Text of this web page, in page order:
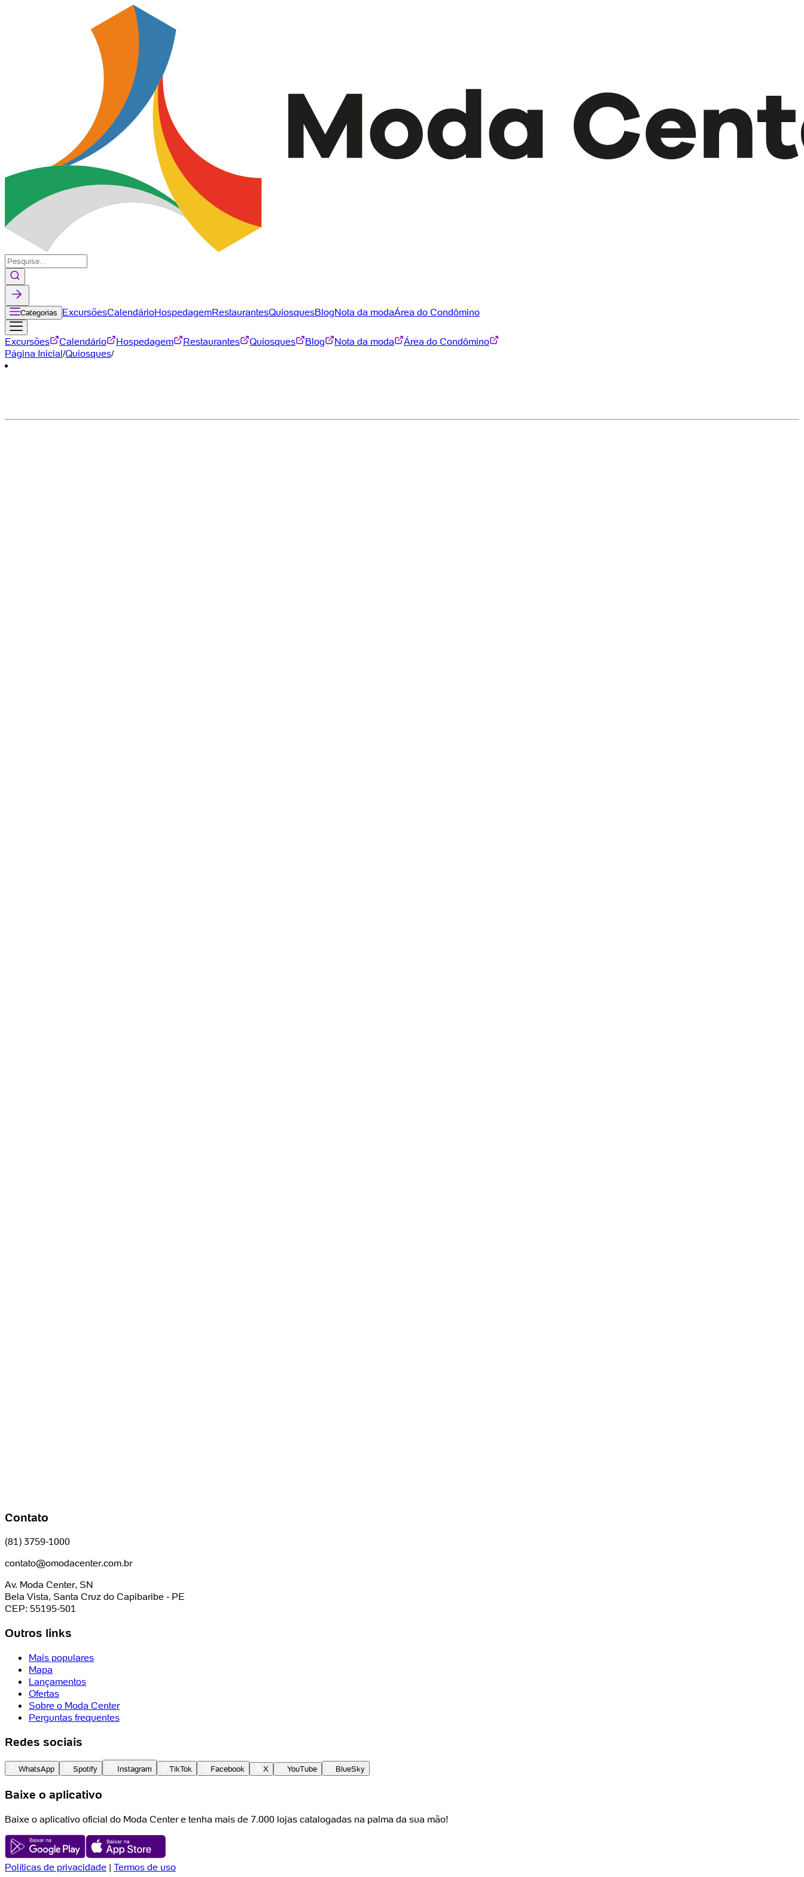
Categorias ExcursõesCalendárioHospedagemRestaurantesQuiosquesBlogNota da modaÁrea do Condômino
Excursões Calendário Hospedagem Restaurantes Quiosques Blog Nota da moda
Área do Condômino
Página Inicial/Quiosques/
Contato
(81) 3759-1000
contato@omodacenter.com.br
Av. Moda Center, SN
Bela Vista, Santa Cruz do Capibaribe - PE
CEP: 55195-501
Outros links
Mais populares
Mapa
Lançamentos
Ofertas
Sobre o Moda Center
Perguntas frequentes
Redes sociais
WhatsApp Spotify Instagram TikTok Facebook X YouTube BlueSky
Baixe o aplicativo
Baixe o aplicativo oficial do Moda Center e tenha mais de 7.000 lojas catalogadas na palma da sua mão!
Políticas de privacidade | Termos de uso